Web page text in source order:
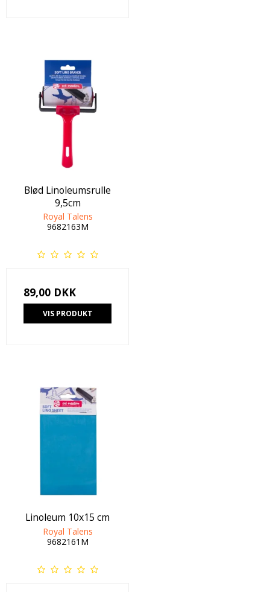
Blød Linoleumsrulle
9,5cm
Royal Talens
9682163M
89,00 DKK
VIS PRODUKT
Linoleum 10x15 cm
Royal Talens
9682161M